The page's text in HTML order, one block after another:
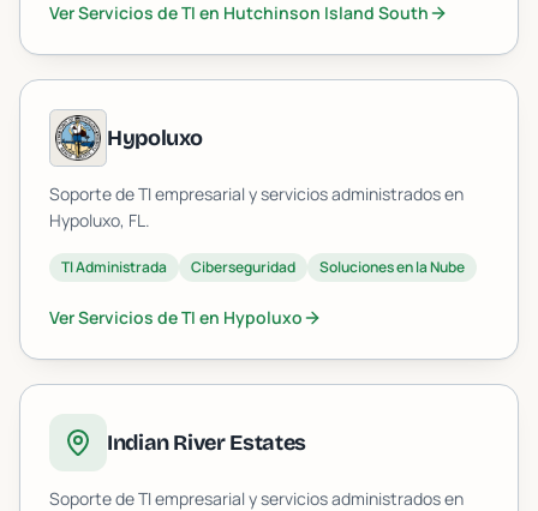
Ver Servicios de TI en Hutchinson Island South
Hypoluxo
Soporte de TI empresarial y servicios administrados en
Hypoluxo, FL.
TI Administrada Ciberseguridad Soluciones en la Nube
Ver Servicios de TI en Hypoluxo
Indian River Estates
Soporte de TI empresarial y servicios administrados en